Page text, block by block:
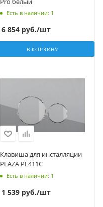
Есть в наличии: 1
6 854 руб./шт
В КОРЗИНУ
Клавиша для инсталляции
PLAZA PL411C
Есть в наличии: 1
1 539 руб./шт